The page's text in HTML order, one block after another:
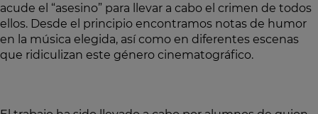
acude el “asesino” para llevar a cabo el crimen de todos
ellos. Desde el principio encontramos notas de humor
en la música elegida, así como en diferentes escenas
que ridiculizan este género cinematográfico.